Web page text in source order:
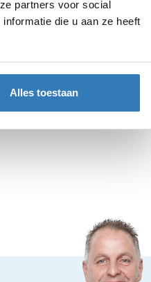
partners voor social
die u aan ze heeft
Alles toestaan
geselecteerde
we een
Met allemaal
ze rekenen op ons
het gaat om voeding. Zo
in de sector.